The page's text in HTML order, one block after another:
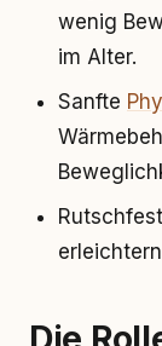
wenig
im Alter.
Sanfte